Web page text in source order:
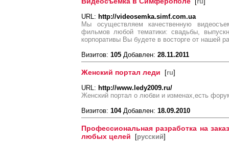
URL: http://videosemka.simf.com.ua
Мы осуществляем качественную
фильмов любой тематики: свадьбы,
корпоративы Вы будете в восторге от нашей
Визитов: 105 Добавлен: 28.11.2011
Женский портал леди [ru]
URL: http://www.ledy2009.ru/
Женский портал о любви и изменах,есть
Визитов: 104Добавлен: 18.09.2010
Профессиональная разработка на
любых целей [русский]